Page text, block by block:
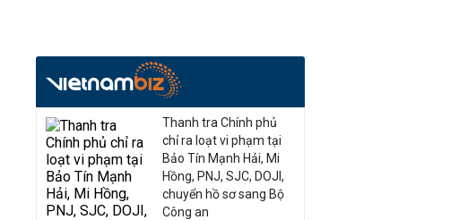
Thanh tra Chính phủ
chỉ ra loạt vi phạm tại
Bảo Tín Mạnh Hải, Mi
Hồng, PNJ, SJC, DOJI,
chuyển hồ sơ sang Bộ
Công an